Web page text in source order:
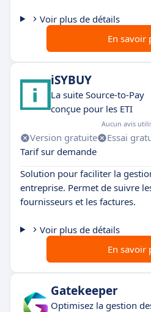
Voir plus de détails
En savoir
iSYBUY
La suite Source-to-Pay
conçue pour les ETI
Aucun avis
Version gratuite Essai
Tarif sur demande
Solution pour faciliter la
entreprise. Permet de suivre
fournisseurs et les factures.
Voir plus de détails
En savoir
Gatekeeper
Optimisez la gestion